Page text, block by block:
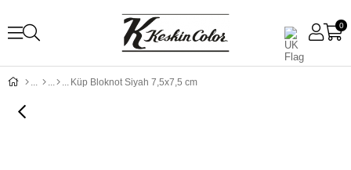
0
Küp Bloknot Siyah 7,5x7,5 cm